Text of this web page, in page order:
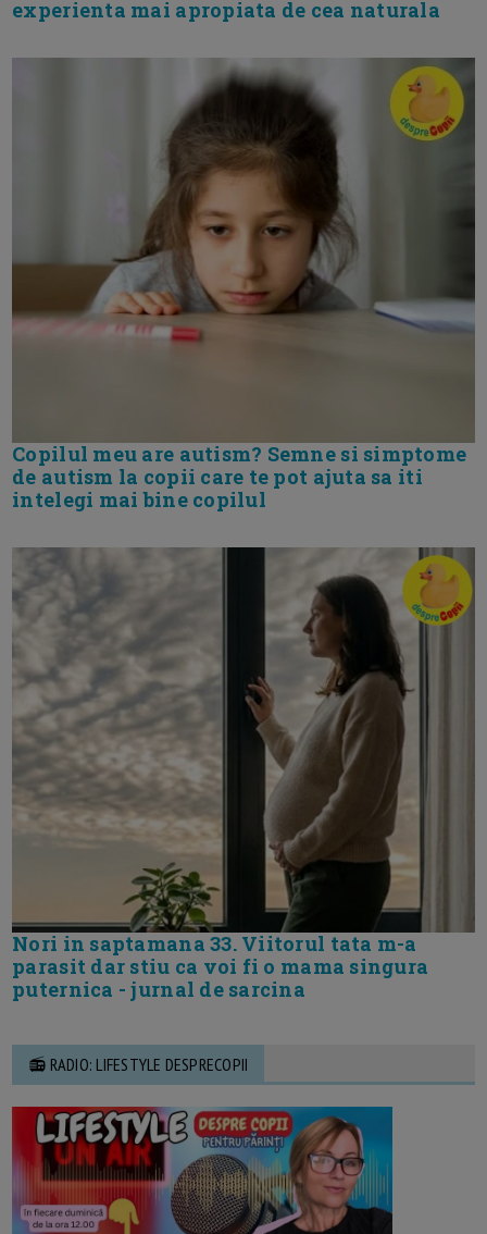
experienta mai apropiata de cea naturala
Copilul meu are autism? Semne si simptome
de autism la copii care te pot ajuta sa iti
intelegi mai bine copilul
Nori in saptamana 33. Viitorul tata m-a
parasit dar stiu ca voi fi o mama singura
puternica - jurnal de sarcina
📻 RADIO: LIFESTYLE DESPRECOPII